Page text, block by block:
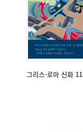
그리스·로마 신화 11